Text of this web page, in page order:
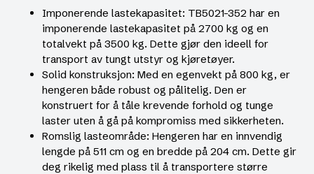
Imponerende lastekapasitet: TB5021-352 har en
imponerende lastekapasitet på 2700 kg og en
totalvekt på 3500 kg. Dette gjør den ideell for
transport av tungt utstyr og kjøretøyer.
Solid konstruksjon: Med en egenvekt på 800 kg, er
hengeren både robust og pålitelig. Den er
konstruert for å tåle krevende forhold og tunge
laster uten å gå på kompromiss med sikkerheten.
Romslig lasteområde: Hengeren har en innvendig
lengde på 511 cm og en bredde på 204 cm. Dette gir
deg rikelig med plass til å transportere større